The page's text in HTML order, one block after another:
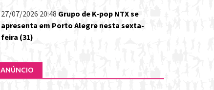
27/07/2026 20:48 Grupo de K-pop NTX se
apresenta em Porto Alegre nesta sexta-
feira (31)
ANÚNCIO